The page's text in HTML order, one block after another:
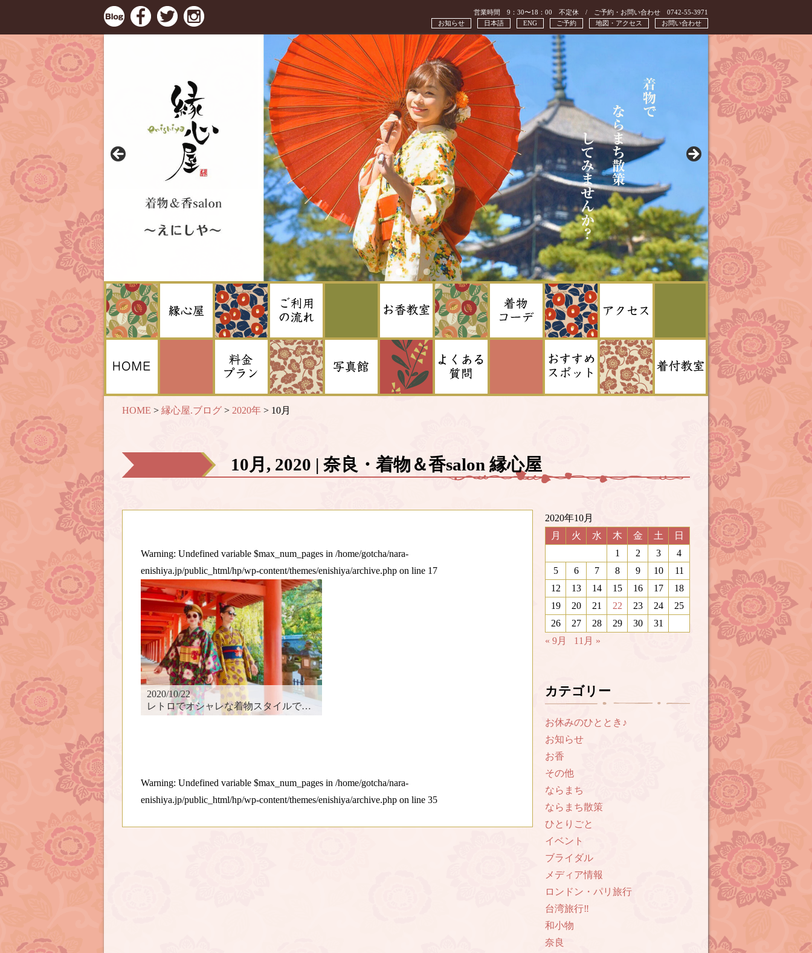
営業時間 9：30〜18：00 不定休 / ご予約・お問い合わせ 0742-55-3971
お問い合わせ
地図・アクセス
ご予約
ENG
日本語
お知らせ
HOME > 縁心屋.ブログ > 2020年 > 10月
10月, 2020 | 奈良・着物＆香salon 縁心屋
Warning: Undefined variable $max_num_pages in /home/gotcha/nara-
enishiya.jp/public_html/hp/wp-content/themes/enishiya/archive.php on line 17
2020/10/22
レトロでオシャレな着物スタイルで楽しむ奈良散歩♪
Warning: Undefined variable $max_num_pages in /home/gotcha/nara-
enishiya.jp/public_html/hp/wp-content/themes/enishiya/archive.php on line 35
2020年10月
月
火 水 木 金 土
日
1
2 3
4
5
6 7 8 9 10
11
12
13 14 15 16 17
18
19
20 21 22 23 24
25
26
27 28 29 30
31
« 9月
11月 »
カテゴリー
お休みのひととき♪
お知らせ
お香
その他
ならまち
ならまち散策
ひとりごと
イベント
ブライダル
メディア情報
ロンドン・パリ旅行
台湾旅行‼︎
和小物
奈良